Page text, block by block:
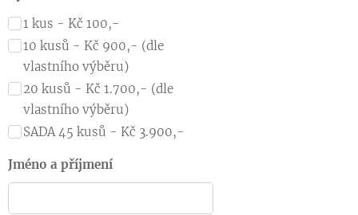
1 kus - Kč 100,-
10 kusů - Kč 900,- (dle
vlastního výběru)
20 kusů - Kč 1.700,- (dle
vlastního výběru)
SADA 45 kusů - Kč 3.900,-
Jméno a příjmení